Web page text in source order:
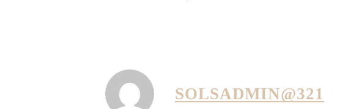
SOLSADMIN@321